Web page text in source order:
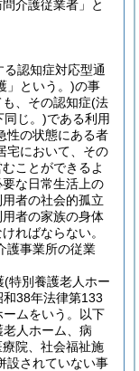
介護従業者」と
認知症対応型通
」という。)の事
、その認知症(法
同じ。)である利用
性の状態にある者
宅において、その
ことができるよ
な日常生活上の
者の社会的孤立
者の家族の身体
ればならない。
護事業所の従業
(特別養護老人ホー
和38年法律第133
ムをいう。以下
老人ホーム、病
院、社会福祉施
設されていない事